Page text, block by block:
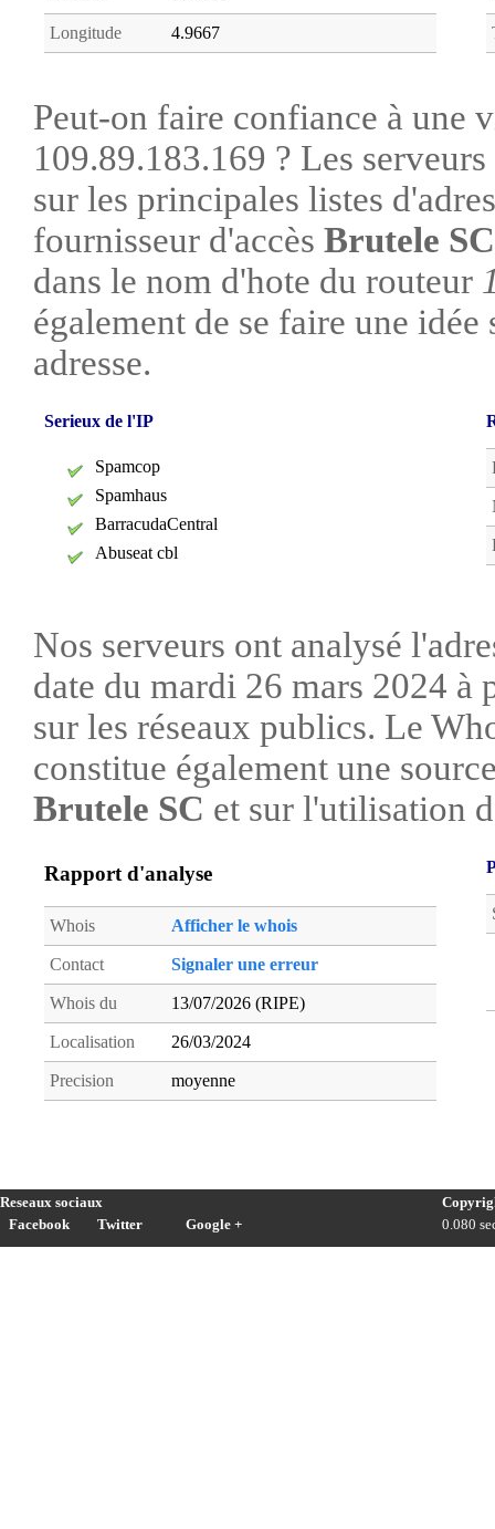
Longitude 4.9667
Peut-on faire confiance à une
109.89.183.169 ? Les
sur les principales listes
fournisseur d'accès Brutele SC
dans le nom d'hote du routeur
également de se faire une
adresse.
Serieux de l'IP
Spamcop
Spamhaus
BarracudaCentral
Abuseat cbl
Nos serveurs ont analysé
date du mardi 26 mars 2024 à
sur les réseaux publics. Le
constitue également une
Brutele SC et sur l'utilisation
Rapport d'analyse
Whois Afficher le whois
Contact Signaler une erreur
Whois du 13/07/2026 (RIPE)
Localisation 26/03/2024
Precision moyenne
Reseaux sociaux
Facebook
Twitter Google +
0.080